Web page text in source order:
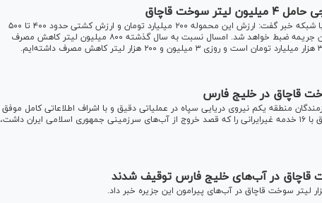
سوخت قاچاق
رئیس کل دادگستری هرمزگان در گفت‌وگوی تلفنی با شبکه خبر گفت: ارزش این محموله ۲۰۰ میلیارد تومان و ارزش کشتی حدود ۴۰۰ تا ۵۰۰
میلیارد است. طبق قانون کشتی و محموله به عنوان جریمه ضبط خواهد شد. امسال نسبت به سال گذشته ۸۰۰ میلیون لیتر کاهش مصرف
منطقه یکم نیروی دریایی سپاه در عملیاتی دقیق و با اشراف اطلاعاتی کامل موفق
شدند یک کشتی حامل ۴ میلیون لیتر سوخت قاچاق با ۱۶ خدمه غیرایرانی را که قصد خروج از آب‌های سرزمینی جمهوری اسلامی ایران داشت،